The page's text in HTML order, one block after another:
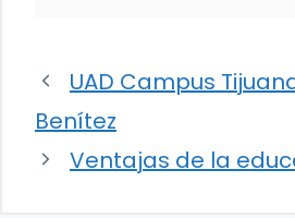
UAD Campus
Benítez
Ventajas de la